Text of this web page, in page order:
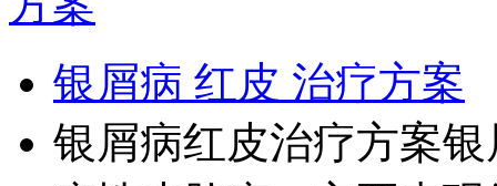
银屑病 红皮 治疗方案
银屑病红皮治疗方案